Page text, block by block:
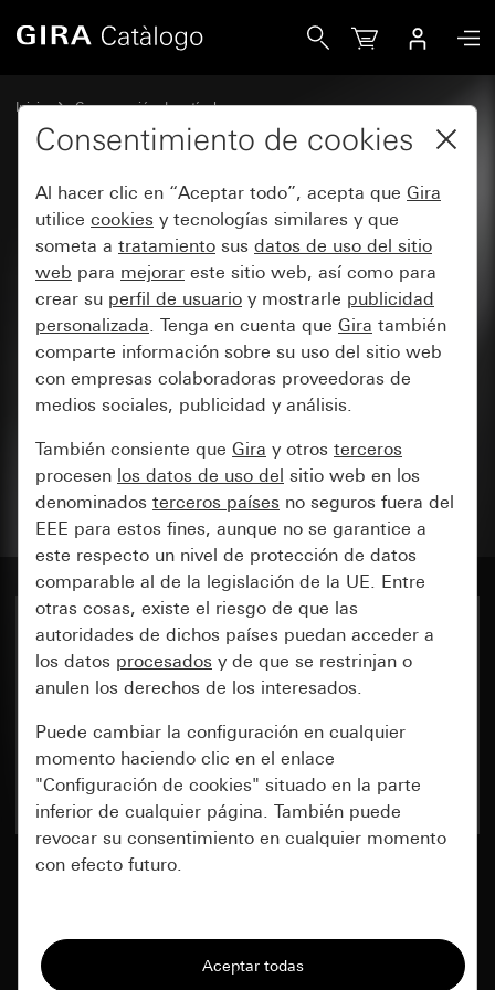
Inicio Comparación de artículos
Comparación de artículos
Seleccione al menos dos productos para la
comparación.
Volver a la página de
inicio
Aviso legal
Cookie settings
Dahlienstraße 12
42477 Radevormwald
Consentimiento de cookies
Al hacer clic en “Aceptar todo”, acepta que Gira
utilice cookies y tecnologías similares y que
someta a tratamiento sus datos de uso del sitio
web para mejorar este sitio web, así como para
crear su perfil de usuario y mostrarle publicidad
personalizada. Tenga en cuenta que Gira también
comparte información sobre su uso del sitio web
con empresas colaboradoras proveedoras de
medios sociales, publicidad y análisis.
También consiente que Gira y otros terceros
procesen los datos de uso del sitio web en los
denominados terceros países no seguros fuera del
EEE para estos fines, aunque no se garantice a
este respecto un nivel de protección de datos
comparable al de la legislación de la UE. Entre
otras cosas, existe el riesgo de que las
autoridades de dichos países puedan acceder a
los datos procesados y de que se restrinjan o
anulen los derechos de los interesados.
Puede cambiar la configuración en cualquier
momento haciendo clic en el enlace
"Configuración de cookies" situado en la parte
inferior de cualquier página. También puede
revocar su consentimiento en cualquier momento
con efecto futuro.
Todas las cookies que necesitamos para